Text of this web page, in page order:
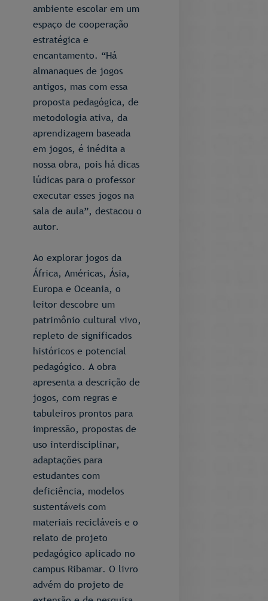
ambiente escolar em um
espaço de cooperação
estratégica e
encantamento. “Há
almanaques de jogos
antigos, mas com essa
proposta pedagógica, de
metodologia ativa, da
aprendizagem baseada
em jogos, é inédita a
nossa obra, pois há dicas
lúdicas para o professor
executar esses jogos na
sala de aula”, destacou o
autor.
Ao explorar jogos da
África, Américas, Ásia,
Europa e Oceania, o
leitor descobre um
patrimônio cultural vivo,
repleto de significados
históricos e potencial
pedagógico. A obra
apresenta a descrição de
jogos, com regras e
tabuleiros prontos para
impressão, propostas de
uso interdisciplinar,
adaptações para
estudantes com
deficiência, modelos
sustentáveis com
materiais recicláveis e o
relato de projeto
pedagógico aplicado no
campus Ribamar. O livro
advém do projeto de